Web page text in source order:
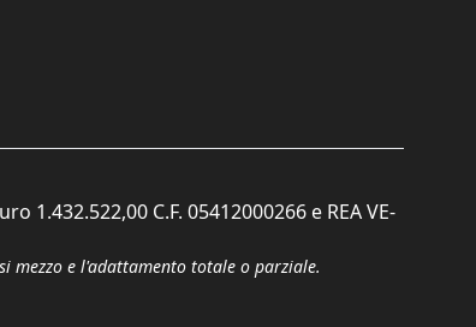
1.432.522,00 C.F. 05412000266 e REA VE-
mezzo e l'adattamento totale o parziale.